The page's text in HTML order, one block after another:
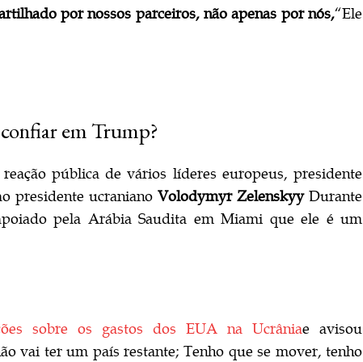
por nossos parceiros, não apenas por nós,“Ele
em Trump?
pública de vários líderes europeus, presidente
presidente ucraniano Volodymyr ZelenskyyDurante
pela Arábia Saudita em Miami que ele é um
sobre os gastos dos EUA na Ucrâniae avisou
vai ter um país restante; Tenho que se mover, tenho